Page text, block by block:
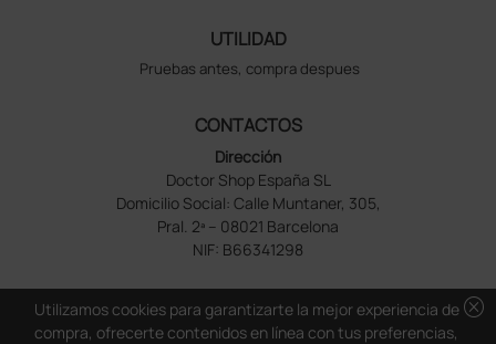
UTILIDAD
Pruebas antes, compra despues
CONTACTOS
Dirección
Doctor Shop España SL
Domicilio Social: Calle Muntaner, 305,
Pral. 2ª – 08021 Barcelona
NIF: B66341298
cancel
Utilizamos cookies para garantizarte la mejor experiencia de
compra, ofrecerte contenidos en línea con tus preferencias,